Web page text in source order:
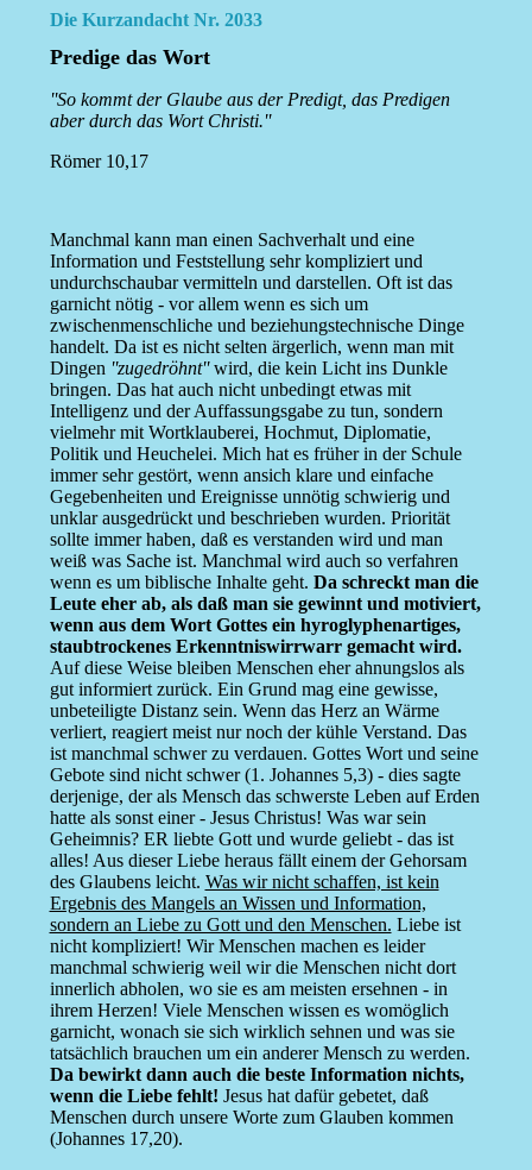
Die Kurzandacht Nr. 2033
Predige das Wort
''So kommt der Glaube aus der Predigt, das Predigen
aber durch das Wort Christi.''
Römer 10,17
Manchmal kann man einen Sachverhalt und eine
Information und Feststellung sehr kompliziert und
undurchschaubar vermitteln und darstellen. Oft ist das
garnicht nötig - vor allem wenn es sich um
zwischenmenschliche und beziehungstechnische Dinge
handelt. Da ist es nicht selten ärgerlich, wenn man mit
Dingen ''zugedröhnt''wird, die kein Licht ins Dunkle
bringen. Das hat auch nicht unbedingt etwas mit
Intelligenz und der Auffassungsgabe zu tun, sondern
vielmehr mit Wortklauberei, Hochmut, Diplomatie,
Politik und Heuchelei. Mich hat es früher in der Schule
immer sehr gestört, wenn ansich klare und einfache
Gegebenheiten und Ereignisse unnötig schwierig und
unklar ausgedrückt und beschrieben wurden. Priorität
sollte immer haben, daß es verstanden wird und man
weiß was Sache ist. Manchmal wird auch so verfahren
wenn es um biblische Inhalte geht. Da schreckt man die
Leute eher ab, als daß man sie gewinnt und motiviert,
wenn aus dem Wort Gottes ein hyroglyphenartiges,
staubtrockenes Erkenntniswirrwarr gemacht wird.
Auf diese Weise bleiben Menschen eher ahnungslos als
gut informiert zurück. Ein Grund mag eine gewisse,
unbeteiligte Distanz sein. Wenn das Herz an Wärme
verliert, reagiert meist nur noch der kühle Verstand. Das
ist manchmal schwer zu verdauen. Gottes Wort und seine
Gebote sind nicht schwer (1. Johannes 5,3) - dies sagte
derjenige, der als Mensch das schwerste Leben auf Erden
hatte als sonst einer - Jesus Christus! Was war sein
Geheimnis? ER liebte Gott und wurde geliebt - das ist
alles! Aus dieser Liebe heraus fällt einem der Gehorsam
des Glaubens leicht. Was wir nicht schaffen, ist kein
Ergebnis des Mangels an Wissen und Information,
sondern an Liebe zu Gott und den Menschen. Liebe ist
nicht kompliziert! Wir Menschen machen es leider
manchmal schwierig weil wir die Menschen nicht dort
innerlich abholen, wo sie es am meisten ersehnen - in
ihrem Herzen! Viele Menschen wissen es womöglich
garnicht, wonach sie sich wirklich sehnen und was sie
tatsächlich brauchen um ein anderer Mensch zu werden.
Da bewirkt dann auch die beste Information nichts,
wenn die Liebe fehlt! Jesus hat dafür gebetet, daß
Menschen durch unsere Worte zum Glauben kommen
(Johannes 17,20).